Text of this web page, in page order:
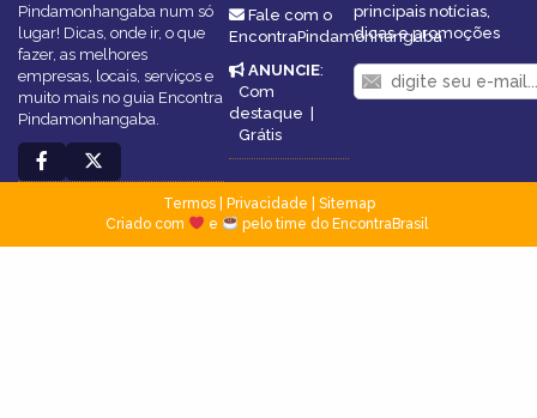
Pindamonhangaba num só
lugar! Dicas, onde ir, o que
fazer, as melhores
empresas, locais, serviços e
muito mais no guia Encontra
Pindamonhangaba.
Fale com o
EncontraPindamonhangaba
ANUNCIE:
Com
destaque |
Grátis
principais notícias,
dicas e promoções
Termos| Privacidade
Sitemap
Criado com
e pelo time do EncontraBrasil